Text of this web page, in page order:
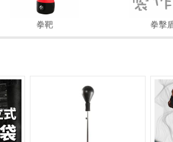
拳靶 拳擊